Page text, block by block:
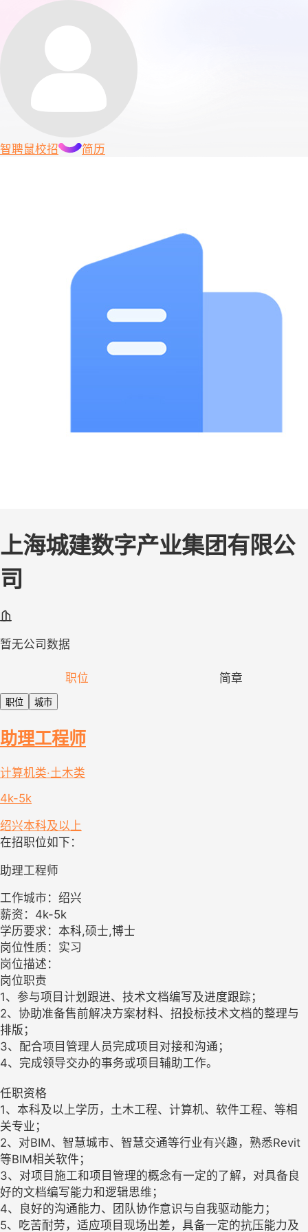
智聘鼠校招 简历
上海城建数字产业集团有限公
司
暂无公司数据
职位 简章
职位 城市
助理工程师
计算机类·土木类
4k-5k
绍兴本科及以上
在招职位如下：
助理工程师
工作城市：绍兴
薪资：4k-5k
学历要求：本科,硕士,博士
岗位性质：实习
岗位描述：
岗位职责
1、参与项目计划跟进、技术文档编写及进度跟踪；
2、协助准备售前解决方案材料、招投标技术文档的整理与
排版；
3、配合项目管理人员完成项目对接和沟通；
4、完成领导交办的事务或项目辅助工作。
任职资格
1、本科及以上学历，土木工程、计算机、软件工程、等相
关专业；
2、对BIM、智慧城市、智慧交通等行业有兴趣，熟悉Revit
等BIM相关软件；
3、对项目施工和项目管理的概念有一定的了解，对具备良
好的文档编写能力和逻辑思维；
4、良好的沟通能力、团队协作意识与自我驱动能力；
5、吃苦耐劳，适应项目现场出差，具备一定的抗压能力及